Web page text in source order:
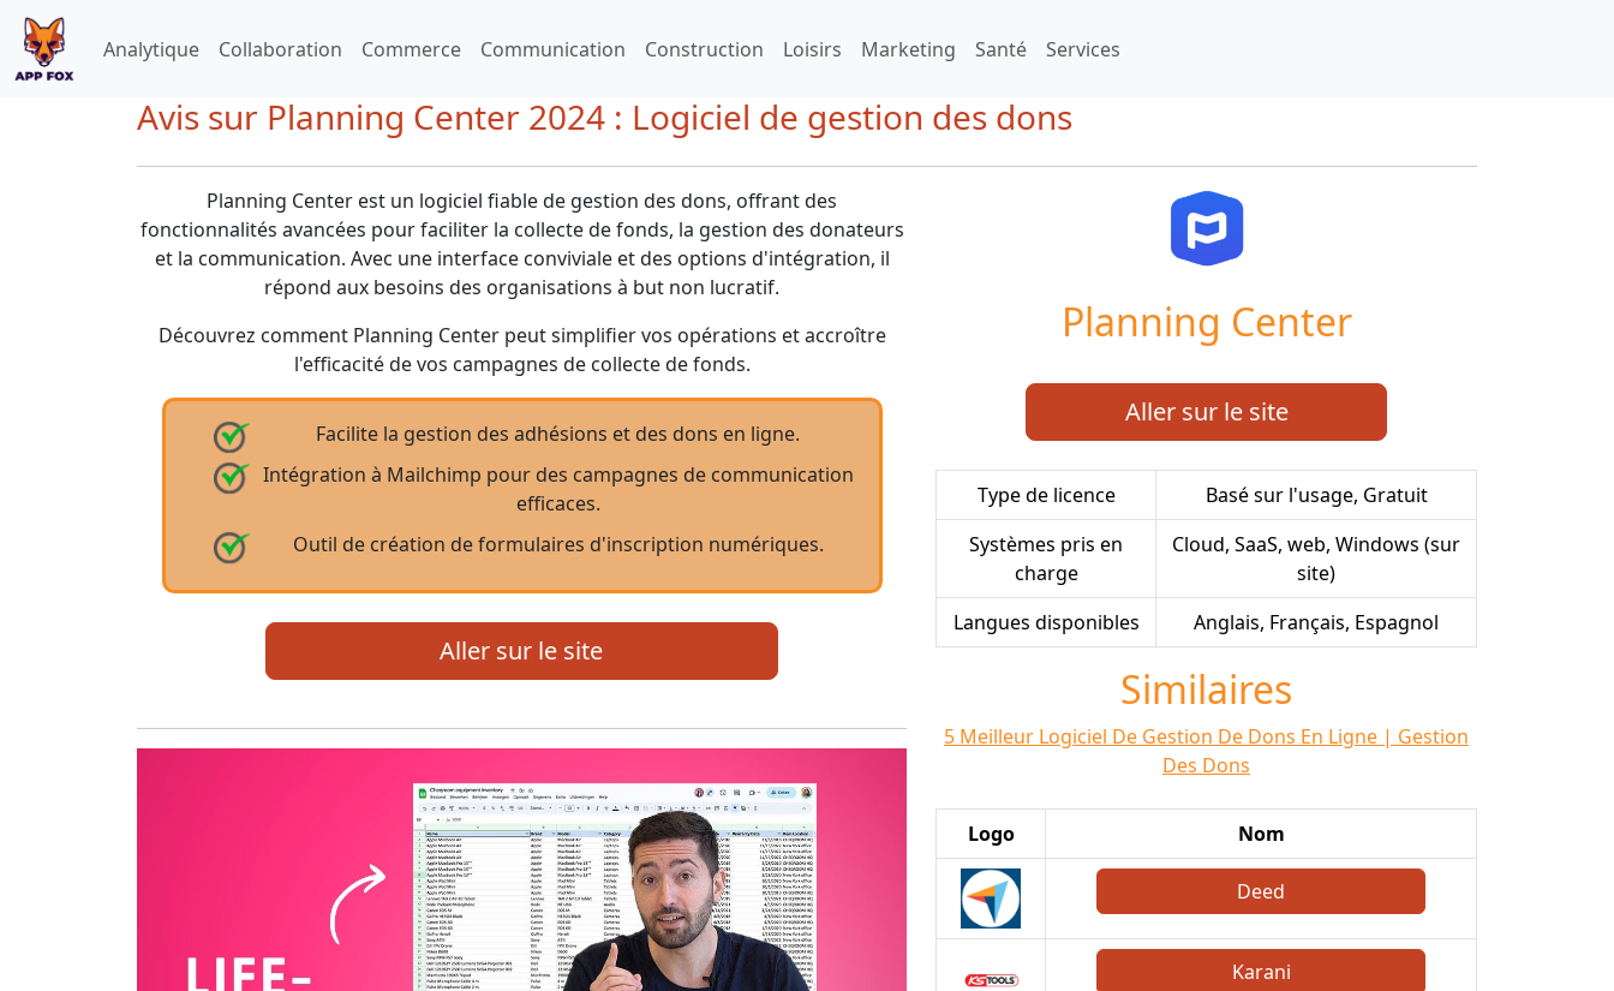
Analytique Collaboration Commerce Communication Construction Loisirs Marketing Santé Services
Avis sur Planning Center 2024 : Logiciel de gestion des dons
Planning Center est un logiciel fiable de gestion des dons, offrant des
fonctionnalités avancées pour faciliter la collecte de fonds, la gestion des donateurs
et la communication. Avec une interface conviviale et des options d'intégration, il
répond aux besoins des organisations à but non lucratif.
Découvrez comment Planning Center peut simplifier vos opérations et accroître
l'efficacité de vos campagnes de collecte de fonds.
Facilite la gestion des adhésions et des dons en ligne.
Intégration à Mailchimp pour des campagnes de communication
efficaces.
Outil de création de formulaires d'inscription numériques.
Aller sur le site
Planning Center
Aller sur le site
Type de licence
Basé sur l'usage, Gratuit
Systèmes pris en
charge
Cloud, SaaS, web, Windows (sur
site)
Langues disponibles
Anglais, Français, Espagnol
Similaires
5 Meilleur Logiciel De Gestion De Dons En Ligne | Gestion
Des Dons
Logo Nom
Deed
Karani